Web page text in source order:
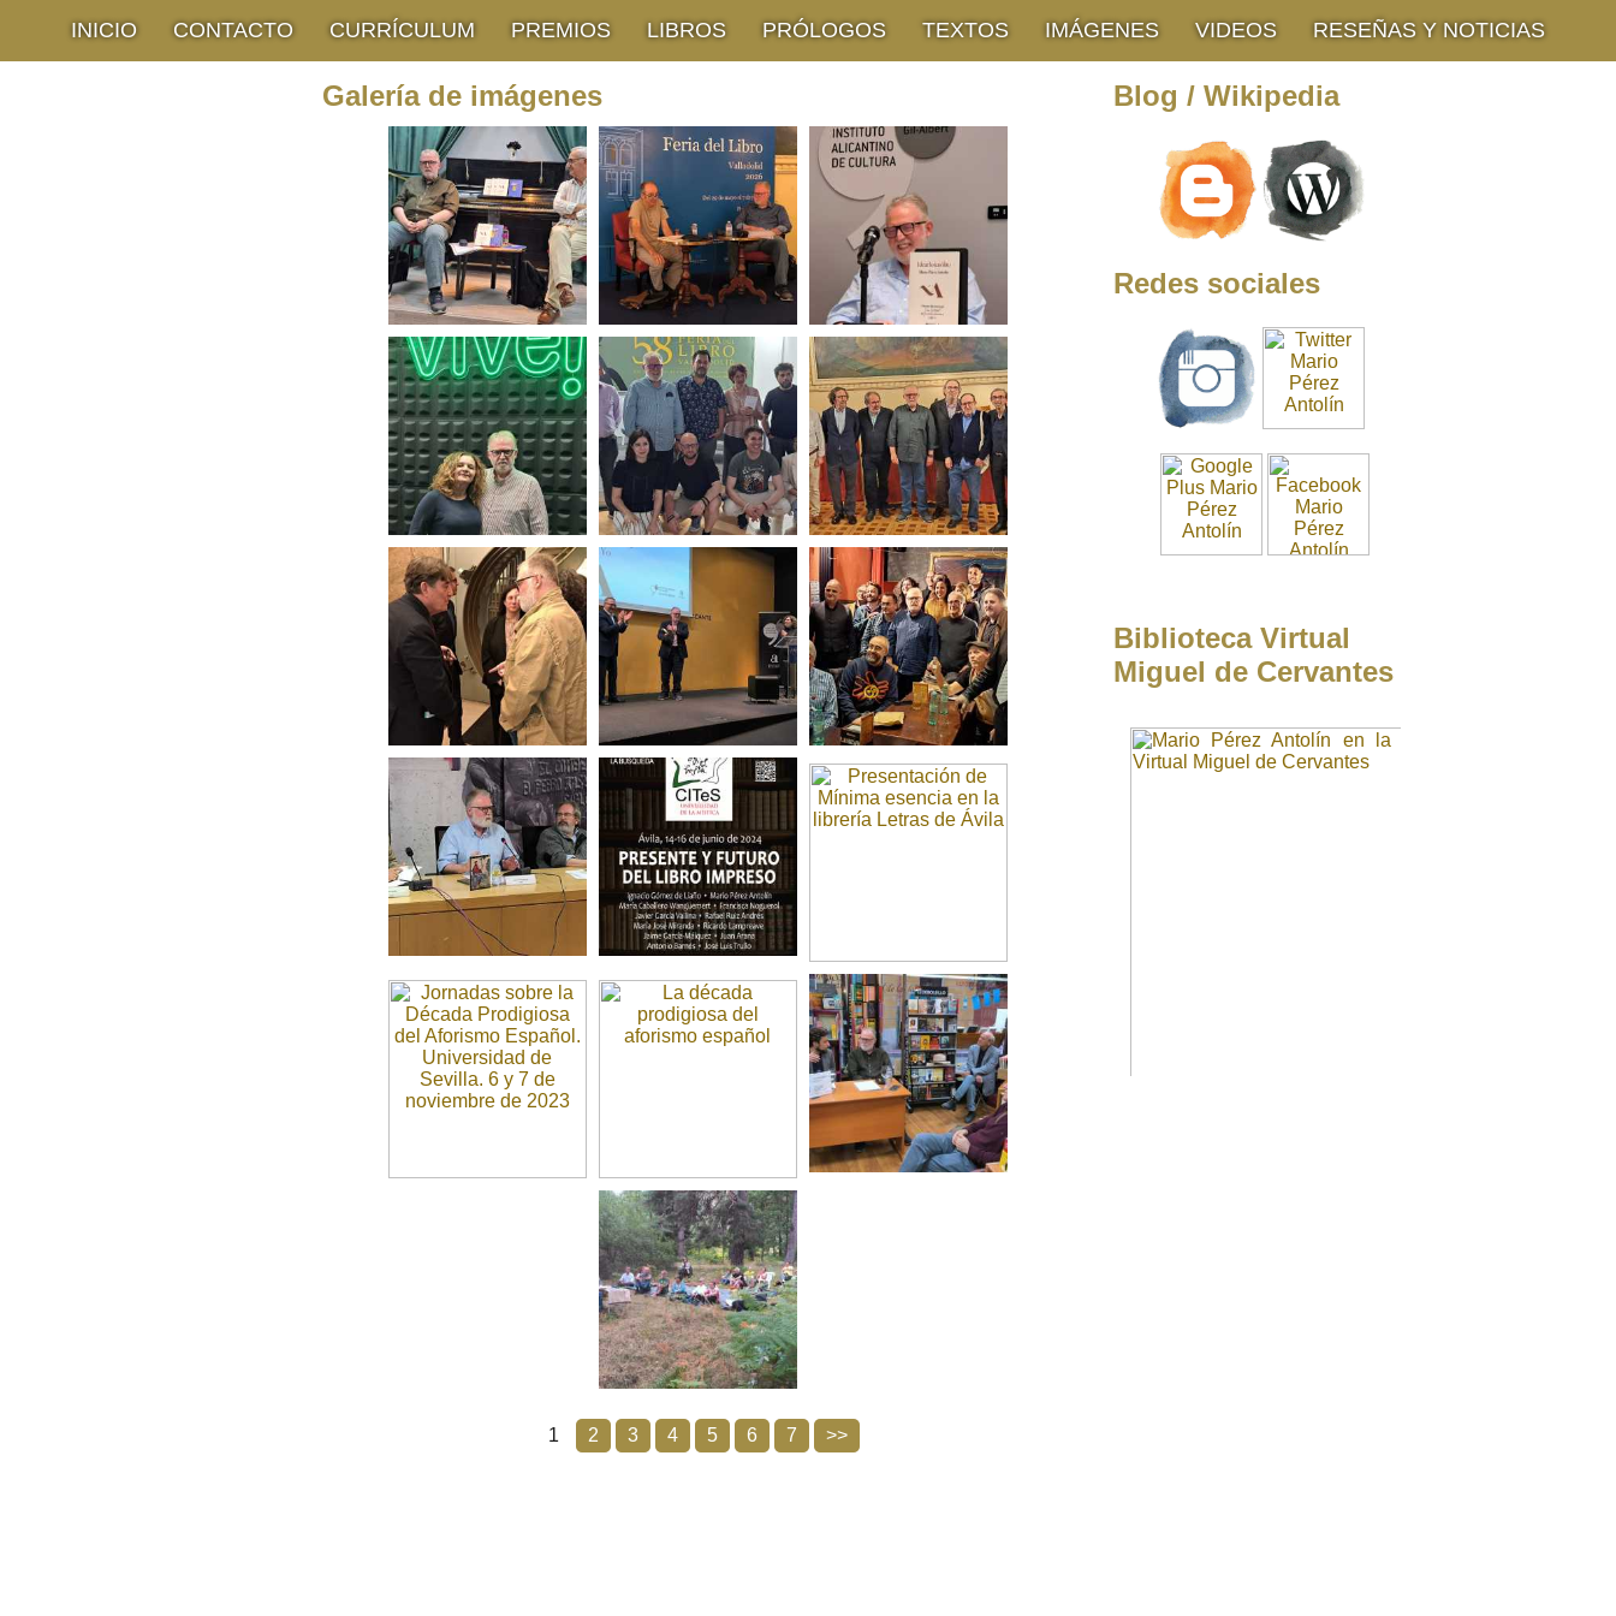
INICIO CONTACTO CURRÍCULUM PREMIOS LIBROS PRÓLOGOS TEXTOS IMÁGENES VIDEOS RESEÑAS Y NOTICIAS
Galería de imágenes
1 2 3 4 5 6 7 >>
Blog / Wikipedia
Redes sociales
Biblioteca Virtual
Miguel de Cervantes